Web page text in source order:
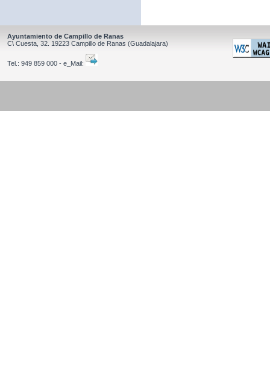
Ayuntamiento de Campillo de Ranas
C\ Cuesta, 32. 19223 Campillo de Ranas (Guadalajara)
Tel.: 949 859 000 - e_Mail: